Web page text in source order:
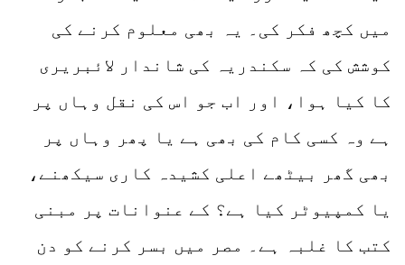
میں کچھ فکر کی۔ یہ بھی معلوم کرنے کی
کوشش کی کہ سکندریہ کی شاندار لائبریری
کا کیا ہوا، اور اب جو اس کی نقل وہاں پر
ہے وہ کسی کام کی بھی ہے یا پھر وہاں پر
بھی گھر بیٹھے اعلی کشیدہ کاری سیکھنے،
یا کمپیوٹر کیا ہے؟ کے عنوانات پر مبنی
کتب کا غلبہ ہے۔ مصر میں بسر کرنے کو دن